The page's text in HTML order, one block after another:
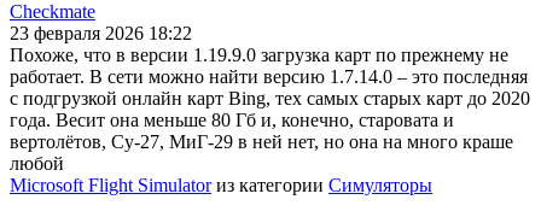
Checkmate
23 февраля 2026 18:22
Похоже, что в версии 1.19.9.0 загрузка карт по прежнему не
работает. В сети можно найти версию 1.7.14.0 – это последняя
с подгрузкой онлайн карт Bing, тех самых старых карт до 2020
года. Весит она меньше 80 Гб и, конечно, старовата и
вертолётов, Су-27, МиГ-29 в ней нет, но она на много краше
любой
Microsoft Flight Simulatorиз категории Симуляторы